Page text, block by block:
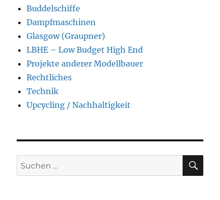
Buddelschiffe
Dampfmaschinen
Glasgow (Graupner)
LBHE – Low Budget High End
Projekte anderer Modellbauer
Rechtliches
Technik
Upcycling / Nachhaltigkeit
Suchen
nach: